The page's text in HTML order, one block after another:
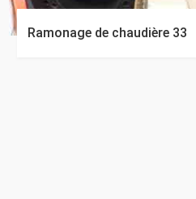
Ramonage de chaudière 33